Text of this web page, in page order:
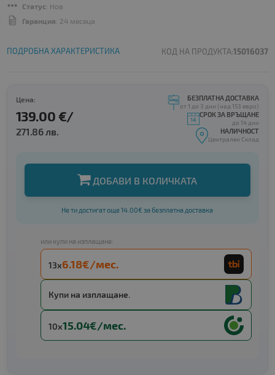
Статус: Нов
Гаранция: 24 месеца
ПОДРОБНА ХАРАКТЕРИСТИКА КОД НА ПРОДУКТА:15016037
Цена:
139.00 €/
271.86 лв.
БЕЗПЛАТНА ДОСТАВКА
от 1 до 3 дни (над 153 евро)
СРОК ЗА ВРЪЩАНЕ
до 14 дни
НАЛИЧНОСТ
Централен Склад
ДОБАВИ В КОЛИЧКАТА
Не ти достигат още 14.00€ за безплатна доставка
или купи на изплащане:
13x6.18€/мес.
Купи на изплащане.
10x15.04€/мес.